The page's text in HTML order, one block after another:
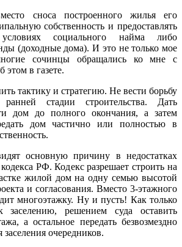
сноса построенного жилья его
собственность и предоставлять
социального найма либо
(доходные дома). И это не только мое
сочинцы обращались ко мне с
этом в газете.
тактику и стратегию. Не вести борьбу
стадии строительства. Дать
дом до полного окончания, а затем
дом частично или полностью в
основную причину в недостатках
РФ. Кодекс разрешает строить на
жилой дом на одну семью высотой
и согласования. Вместо 3-этажного
многоэтажку. Ну и пусть! Как только
решением суда оставить
а остальное передать безвозмездно
очередников.